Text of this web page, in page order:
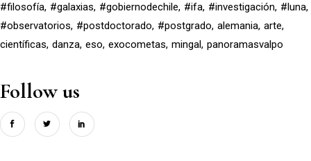
#filosofía #galaxias #gobiernodechile #ifa #investigación #luna
#observatorios #postdoctorado #postgrado alemania arte
científicas danza eso exocometas mingal panoramasvalpo
Follow us